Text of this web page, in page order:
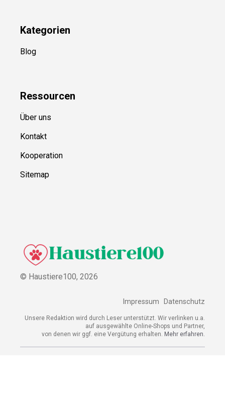
Kategorien
Blog
Ressourcen
Über uns
Kontakt
Kooperation
Sitemap
© Haustiere100, 2026
Impressum Datenschutz
Unsere Redaktion wird durch Leser unterstützt. Wir verlinken u.a.
auf ausgewählte Online-Shops und Partner,
von denen wir ggf. eine Vergütung erhalten. Mehr erfahren.